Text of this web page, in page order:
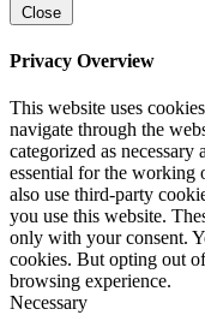
Close
Privacy Overview
This website uses
navigate through the
categorized as
essential for the working
also use third-party
you use this website.
only with your consent.
cookies. But opting out
browsing experience.
Necessary